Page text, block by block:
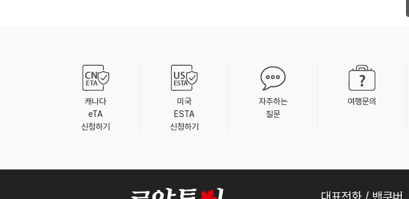
캐나다
eTA
신청하기
미국
ESTA
신청하기
자주하는
질문
여행문의